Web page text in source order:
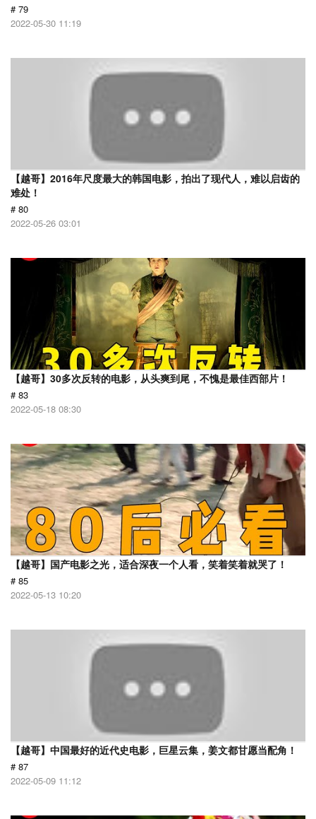
# 79
2022-05-30 11:19
【越哥】2016年尺度最大的韩国电影，拍出了现代人，难以启齿的
难处！
# 80
2022-05-26 03:01
【越哥】30多次反转的电影，从头爽到尾，不愧是最佳西部片！
# 83
2022-05-18 08:30
【越哥】国产电影之光，适合深夜一个人看，笑着笑着就哭了！
# 85
2022-05-13 10:20
【越哥】中国最好的近代史电影，巨星云集，姜文都甘愿当配角！
# 87
2022-05-09 11:12